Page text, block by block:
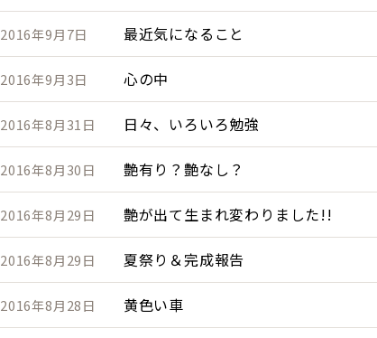
2016年9月7日 最近気になること
2016年9月3日 心の中
2016年8月31日 日々、いろいろ勉強
2016年8月30日 艶有り？艶なし？
2016年8月29日 艶が出て生まれ変わりました!!
2016年8月29日 夏祭り＆完成報告
2016年8月28日 黄色い車